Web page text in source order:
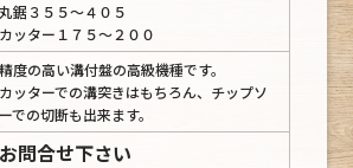
丸鋸３５５～４０５
カッター１７５～２００
精度の高い溝付盤の高級機種です。
カッターでの溝突きはもちろん、チップソ
ーでの切断も出来ます。
お問合せ下さい